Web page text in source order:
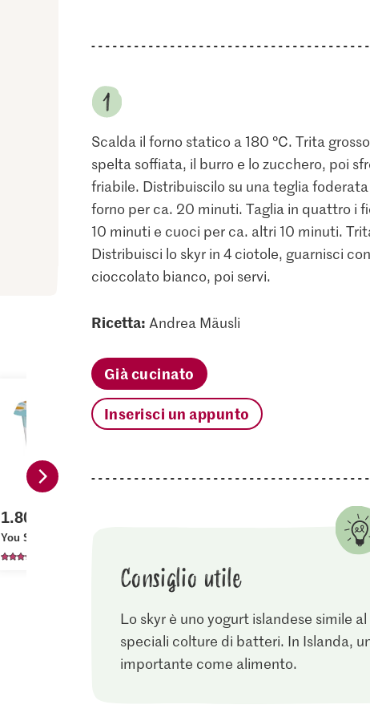
1.80
You Skyr Al naturale
M-Classic IP-
Zucchero fine
cristallizzato
Scalda il forno statico a 180 °C. Trita
spelta soffiata, il burro e lo zucchero, poi
friabile. Distribuiscilo su una teglia
forno per ca. 20 minuti. Taglia in quattro i
10 minuti e cuoci per ca. altri 10 minuti.
Distribuisci lo skyr in 4 ciotole, guarnisci
cioccolato bianco, poi servi.
Ricetta: Andrea Mäusli
Già cucinato
Inserisci un appunto
Consiglio utile
Lo skyr è uno yogurt islandese simile
speciali colture di batteri. In Islanda,
importante come alimento.